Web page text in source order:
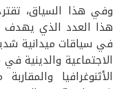
وفي هذا السياق،
هذا العدد الذي يهدف
في سياقات ميدانية
الاجتماعية والدينية
الأثنوغرافيا